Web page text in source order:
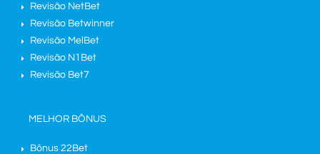
Revisão NetBet
Revisão Betwinner
Revisão MelBet
Revisão N1Bet
Revisão Bet7
MELHOR BÔNUS
Bônus 22Bet